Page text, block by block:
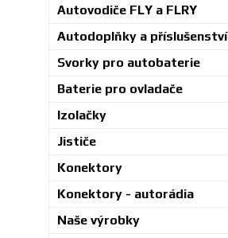
Autovodiče FLY a FLRY
Autodoplňky a příslušenství
Svorky pro autobaterie
Baterie pro ovladače
Izolačky
Jističe
Konektory
Konektory - autorádia
Naše výrobky